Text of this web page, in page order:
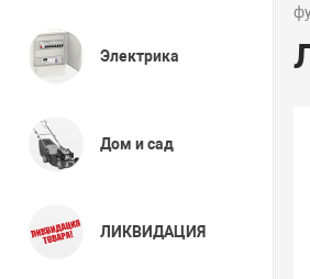
Электрика
Дом и сад
ЛИКВИДАЦИЯ